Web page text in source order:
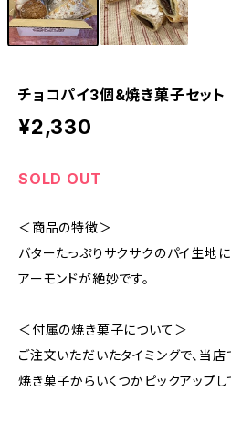
チョコパイ3個&焼き菓子セット
¥2,330
SOLD OUT
＜商品の特徴＞
バターたっぷりサクサクのパイ生地に
アーモンドが絶妙です。
＜付属の焼き菓子について＞
ご注文いただいたタイミングで、当
焼き菓子からいくつかピックアップし